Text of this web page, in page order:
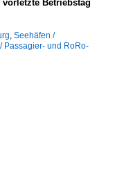
Betriebstag
, Seehäfen /
Passagier- und RoRo-